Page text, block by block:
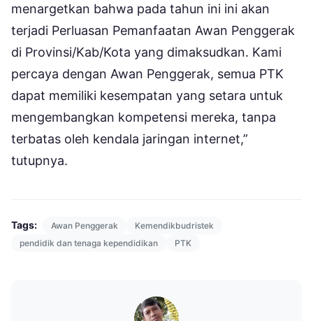
menargetkan bahwa pada tahun ini ini akan
terjadi Perluasan Pemanfaatan Awan Penggerak
di Provinsi/Kab/Kota yang dimaksudkan. Kami
percaya dengan Awan Penggerak, semua PTK
dapat memiliki kesempatan yang setara untuk
mengembangkan kompetensi mereka, tanpa
terbatas oleh kendala jaringan internet,”
tutupnya.
Tags: Awan Penggerak
Kemendikbudristek
pendidik dan tenaga kependidikan
PTK